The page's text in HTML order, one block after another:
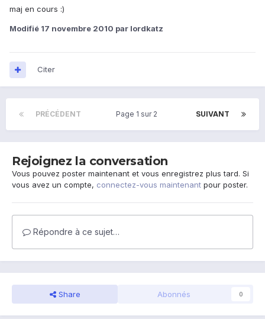
maj en cours :)
Modifié 17 novembre 2010 par lordkatz
Citer
PRÉCÉDENT SUIVANT
Page 1 sur 2
Rejoignez la conversation
Vous pouvez poster maintenant et vous enregistrez plus tard. Si
vous avez un compte, connectez-vous maintenant pour poster.
Répondre à ce sujet…
Share Abonnés 0